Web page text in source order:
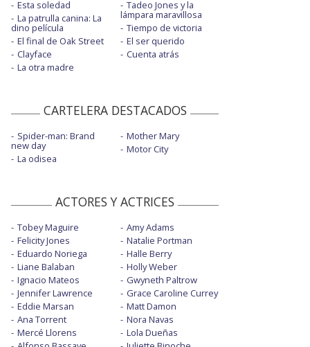
En la zona gris: Tráiler en castellano
En mar abierto: Tráiler en castellano
Haciendo amigos: Tráiler
La bola negra: Tráiler
La constelación: Tráiler final en castellano
La isla olvidada: Tráiler 2 en castellano
La patrulla: Tráiler en castellano
Mother Mary: Tráiler en castellano
Ni contigo ni sin: Tráiler
Prácticamente: Tráiler en castellano
Resident Evil: Tráiler en castellano
Spider-man: Brand: Tráiler final en
castellano
Esta soledad
La patrulla canina: La
dino película
El final de Oak Street
Clayface
La otra madre
Tadeo Jones y la
lámpara maravillosa
Tiempo de victoria
El ser querido
Cuenta atrás
CARTELERA DESTACADOS
Spider-man: Brand
new day
La odisea
Mother Mary
Motor City
ACTORES Y ACTRICES
Tobey Maguire
Felicity Jones
Eduardo Noriega
Liane Balaban
Ignacio Mateos
Jennifer Lawrence
Eddie Marsan
Ana Torrent
Mercé Llorens
Amy Adams
Natalie Portman
Halle Berry
Holly Weber
Gwyneth Paltrow
Grace Caroline Currey
Matt Damon
Nora Navas
Lola Dueñas